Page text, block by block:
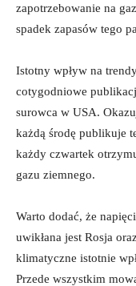
zapotrzebowanie na
spadek zapasów tego
Istotny wpływ na
cotygodniowe
surowca w USA.
każdą środę publikuje
każdy czwartek
gazu ziemnego.
Warto dodać, że
uwikłana jest Rosja
klimatyczne istotnie
Przede wszystkim